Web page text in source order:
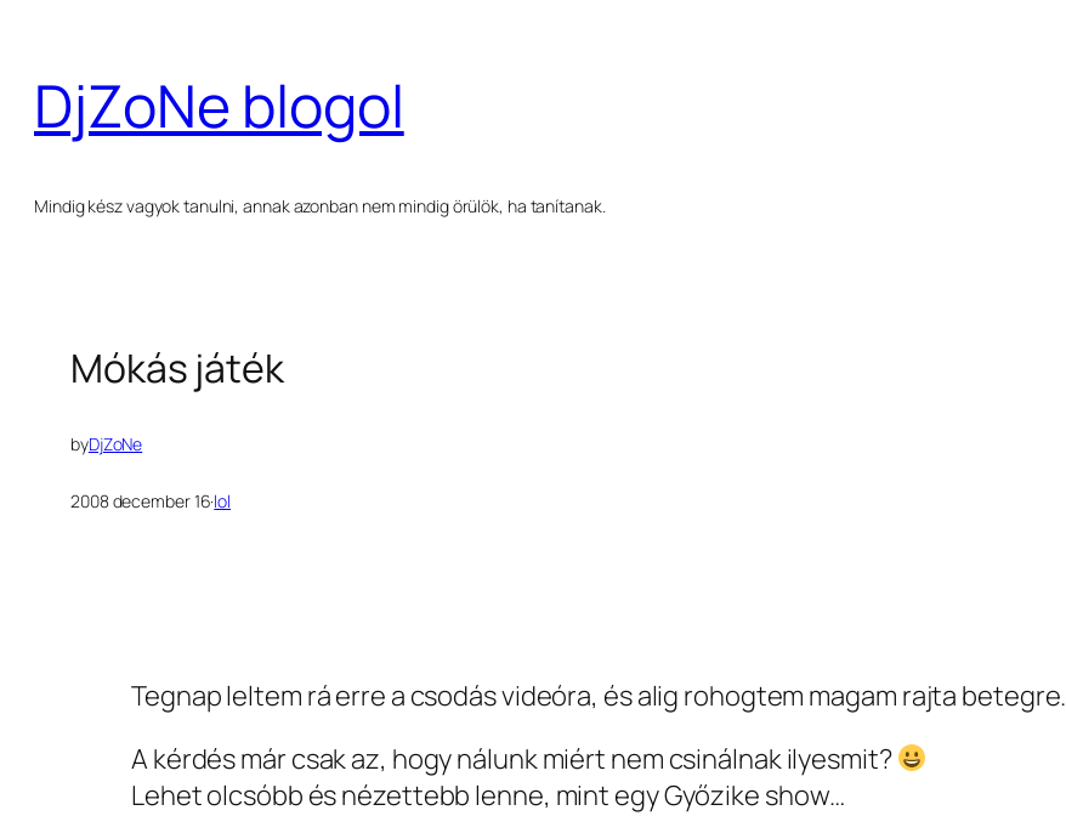
tartalomhoz
DjZoNe blogol
Mindig kész vagyok tanulni, annak azonban nem mindig örülök, ha tanítanak.
Mókás játék
byDjZoNe
2008 december 16·lol
Tegnap leltem rá erre a csodás videóra, és alig rohogtem magam rajta betegre.
A kérdés már csak az, hogy nálunk miért nem csinálnak ilyesmit?
Lehet olcsóbb és nézettebb lenne, mint egy Győzike show…